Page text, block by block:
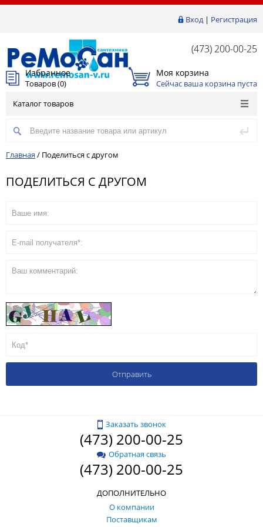
Вход| Регистрация
(473) 200-00-25
Избранное
Товаров (0)
Моя корзина
Сейчас ваша корзина пуста
Каталог товаров
Главная / Поделиться с другом
ПОДЕЛИТЬСЯ С ДРУГОМ
Заказать звонок
(473) 200-00-25
Обратная связь
(473) 200-00-25
ДОПОЛНИТЕЛЬНО
О компании
Поставщикам